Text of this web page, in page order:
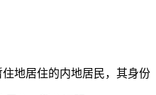
地居住的内地居民，其身份